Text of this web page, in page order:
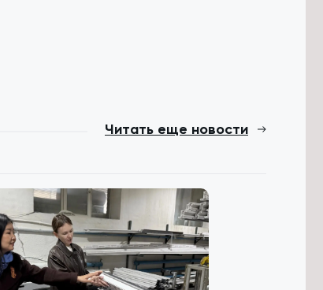
Читать еще новости